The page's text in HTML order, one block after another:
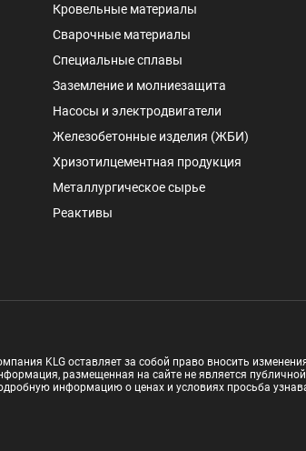
Кровельные материалы
Сварочные материалы
Специальные сплавы
Заземление и молниезащита
Насосы и электродвигатели
Железобетонные изделия (ЖБИ)
Хризотилцементная продукция
Металлургическое сырье
Реактивы
KLG оставляет за собой право вносить
размещенная на сайте не является
информацию о ценах и условиях просьба